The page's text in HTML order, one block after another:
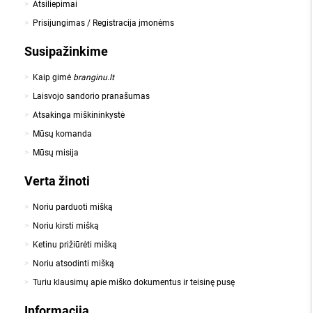
Atsiliepimai
Prisijungimas / Registracija įmonėms
Susipažinkime
Kaip gimė branginu.lt
Laisvojo sandorio pranašumas
Atsakinga miškininkystė
Mūsų komanda
Mūsų misija
Verta žinoti
Noriu parduoti mišką
Noriu kirsti mišką
Ketinu prižiūrėti mišką
Noriu atsodinti mišką
Turiu klausimų apie miško dokumentus ir teisinę pusę